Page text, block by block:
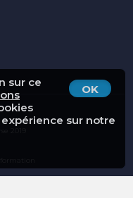
OK
sur ce
sur notre